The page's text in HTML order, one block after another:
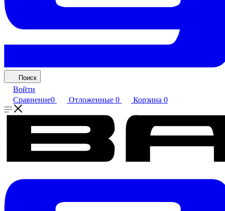
Поиск
Войти
Сравнение0 Отложенные 0 Корзина 0